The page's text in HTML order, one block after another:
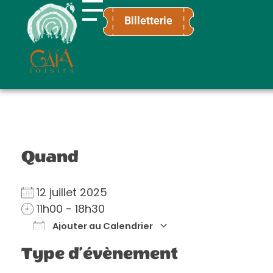
Billetterie
Quand
12 juillet 2025
11h00 - 18h30
Ajouter au Calendrier
Télécharger ICS
Type d’évènement